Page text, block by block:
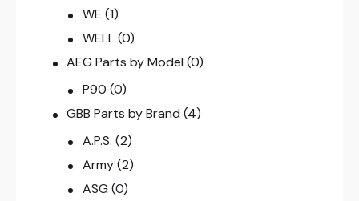
WE (1)
WELL (0)
AEG Parts by Model (0)
P90 (0)
GBB Parts by Brand (4)
A.P.S. (2)
Army (2)
ASG (0)